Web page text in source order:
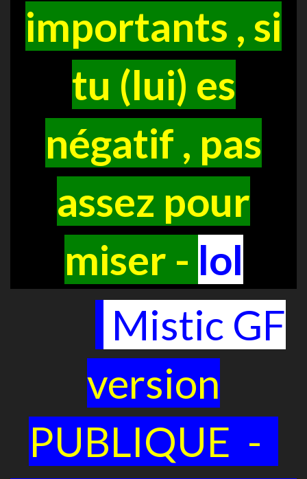
importants , si
tu (lui) es
négatif , pas
assez pour
miser - lol
Mistic GF
version
PUBLIQUE -